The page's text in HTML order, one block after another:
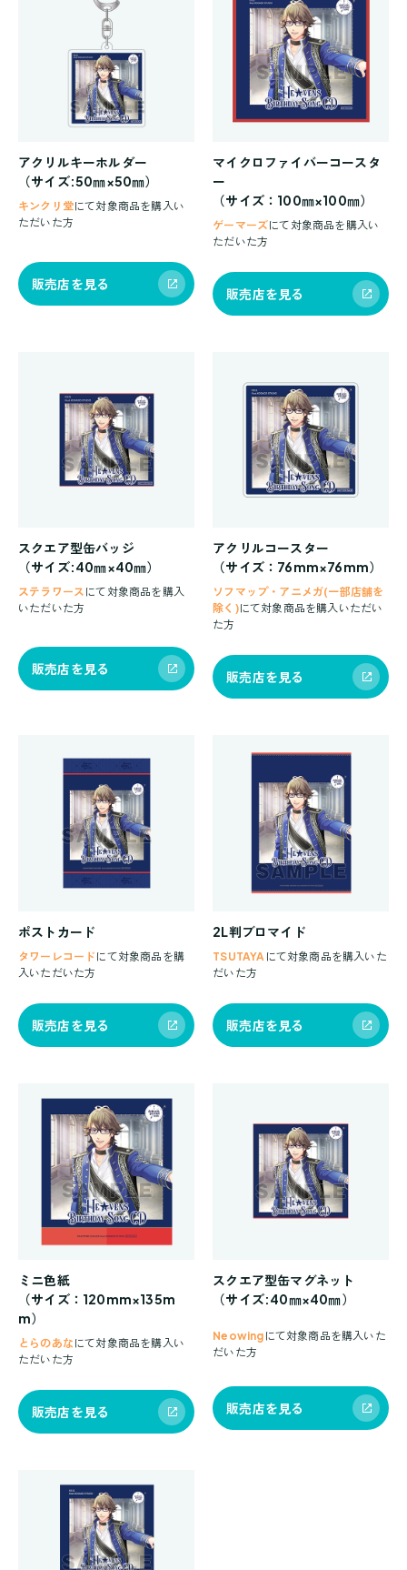
アクリルキーホルダー
（サイズ:50㎜×50㎜）
キンクリ堂にて対象商品を購入い
ただいた方
販売店を見る
マイクロファイバーコースタ
ー
（サイズ：100㎜×100㎜）
ゲーマーズにて対象商品を購入い
ただいた方
販売店を見る
スクエア型缶バッジ
（サイズ:40㎜×40㎜）
ステラワース にて対象商品を購入
いただいた方
販売店を見る
アクリルコースター
（サイズ： 76mm×76mm）
ソフマップ・アニメガ(一部店舗を
除く)にて対象商品を購入いただい
た方
販売店を見る
ポストカード
タワーレコード にて対象商品を購
入いただいた方
販売店を見る
2L判ブロマイド
TSUTAYA にて対象商品を購入いた
だいた方
販売店を見る
ミニ色紙
（サイズ：120mm×135m
m）
とらのあな にて対象商品を購入い
ただいた方
販売店を見る
スクエア型缶マグネット
（サイズ:40㎜×40㎜）
Neowing にて対象商品を購入いた
だいた方
販売店を見る